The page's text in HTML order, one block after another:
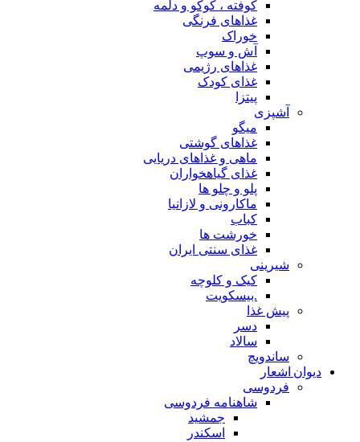
کوفته ، کوکو و دلمه
غذاهای فرنگی
خوراک
آش و سوپ
غذاهای رژیمی
غذای کودک
پیتزا
آشپزی
میگو
غذاهای گوشتی
ماهی و غذاهای دریایی
غذای گیاهخواران
پلو و چلو ها
ماکارونی و لازانیا
کباب
خورشت ها
غذای سنتی ایران
شیرینی
کیک و کلوچه
.بیسکویت
پیش غذا
دسر
سالاد
ساندویچ
دیوان اشعار
فردوسی
شاهنامه فردوسی
جمشید
اسکندر